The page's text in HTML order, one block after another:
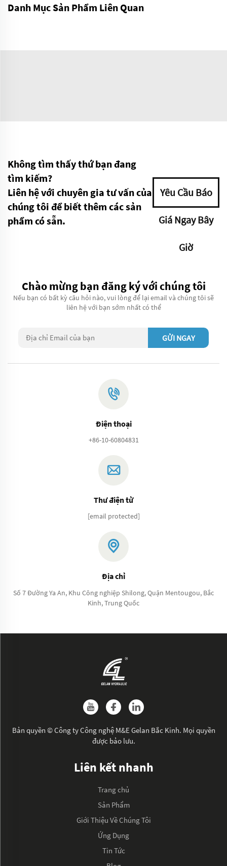
Danh Mục Sản Phẩm Liên Quan
Không tìm thấy thứ bạn đang
tìm kiếm?
Liên hệ với chuyên gia tư vấn của
chúng tôi để biết thêm các sản
phẩm có sẵn.
Yêu Cầu Báo
Giá Ngay Bây
Giờ
Chào mừng bạn đăng ký với chúng tôi
Nếu bạn có bất kỳ câu hỏi nào, vui lòng để lại email và chúng tôi sẽ
liên hệ với bạn sớm nhất có thể
GỬI NGAY
Điện thoại
+86-10-60804831
Thư điện tử
[email protected]
Địa chỉ
Số 7 Đường Ya An, Khu Công nghiệp Shilong, Quận Mentougou, Bắc
Kinh, Trung Quốc
Bản quyền © Công ty Công nghệ M&E Gelan Bắc Kinh. Mọi quyền
được bảo lưu.
Liên kết nhanh
Trang chủ
Sản Phẩm
Giới Thiệu Về Chúng Tôi
Ứng Dụng
Tin Tức